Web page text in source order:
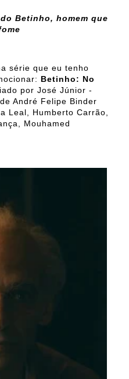
Betinho, homem que
série que eu tenho
Betinho: No
por José Júnior -
André Felipe Binder
Leal, Humberto Carrão,
Mouhamed